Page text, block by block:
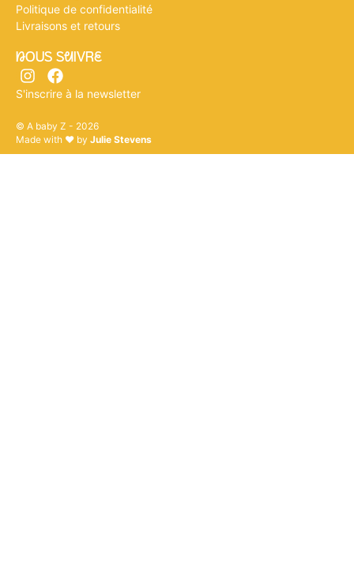
Politique de confidentialité
Livraisons et retours
nOUS SuIVRe
S'inscrire à la newsletter
© A baby Z - 2026
Made with ♥ by Julie Stevens